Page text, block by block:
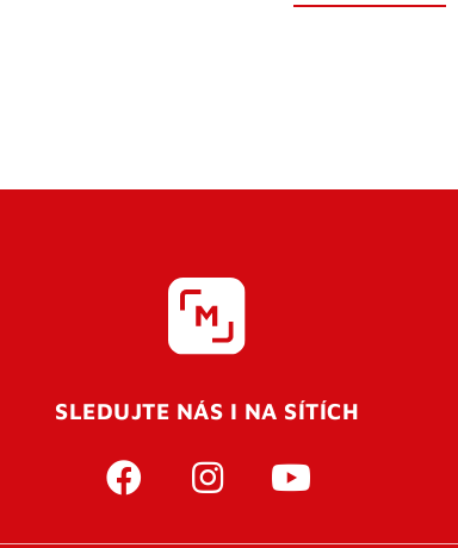
SLEDUJTE NÁS I NA SÍTÍCH